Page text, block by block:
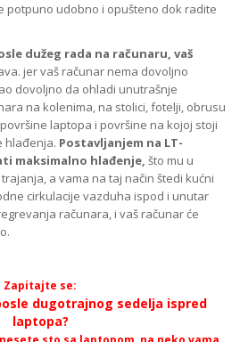
potpuno udobno i opušteno dok radite
dužeg rada na računaru, vaš
jer vaš računar nema dovoljno
dovoljno da ohladi unutrašnje
na kolenima, na stolici, fotelji, obrusu
laptopa i površine na kojoj stoji
hlađenja. Postavljanjem na LT-
maksimalno hlađenje, što mu u
a vama na taj način štedi kućni
cirkulacije vazduha ispod i unutar
računara, i vaš računar će
Zapitajte se:
dugotrajnog sedelja ispred
laptopa?